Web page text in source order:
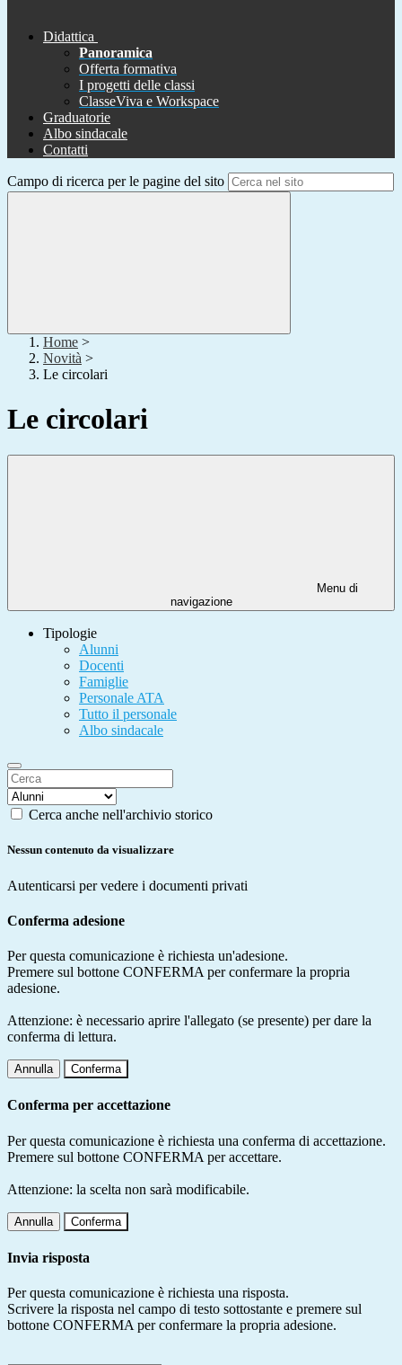
Didattica
Panoramica
Offerta formativa
I progetti delle classi
ClasseViva e Workspace
Graduatorie
Albo sindacale
Contatti
Campo di ricerca per le pagine del sito
Home >
Novità >
Le circolari
Le circolari
Menu di
navigazione
Tipologie
Alunni
Docenti
Famiglie
Personale ATA
Tutto il personale
Albo sindacale
Cerca anche nell'archivio storico
Nessun contenuto da visualizzare
Autenticarsi per vedere i documenti privati
Conferma adesione
Per questa comunicazione è richiesta un'adesione.
Premere sul bottone CONFERMA per confermare la propria
adesione.
Attenzione: è necessario aprire l'allegato (se presente) per dare la
conferma di lettura.
Annulla Conferma
Conferma per accettazione
Per questa comunicazione è richiesta una conferma di accettazione.
Premere sul bottone CONFERMA per accettare.
Attenzione: la scelta non sarà modificabile.
Annulla Conferma
Invia risposta
Per questa comunicazione è richiesta una risposta.
Scrivere la risposta nel campo di testo sottostante e premere sul
bottone CONFERMA per confermare la propria adesione.